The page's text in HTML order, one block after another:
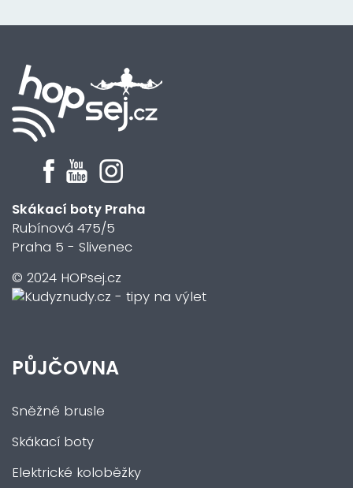
Skákací boty Praha
Rubínová 475/5
Praha 5 - Slivenec
© 2024 HOPsej.cz
PŮJČOVNA
Sněžné brusle
Skákací boty
Elektrické koloběžky